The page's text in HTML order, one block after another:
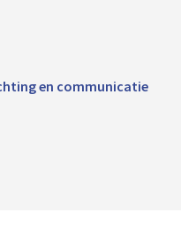
en communicatie